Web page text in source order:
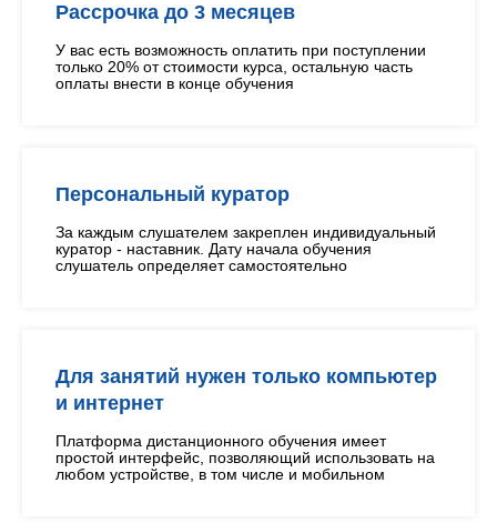
Рассрочка до 3 месяцев
У вас есть возможность оплатить при поступлении
только 20% от стоимости курса, остальную часть
оплаты внести в конце обучения
Персональный куратор
За каждым слушателем закреплен индивидуальный
куратор - наставник. Дату начала обучения
слушатель определяет самостоятельно
Для занятий нужен только компьютер
и интернет
Платформа дистанционного обучения имеет
простой интерфейс, позволяющий использовать на
любом устройстве, в том числе и мобильном